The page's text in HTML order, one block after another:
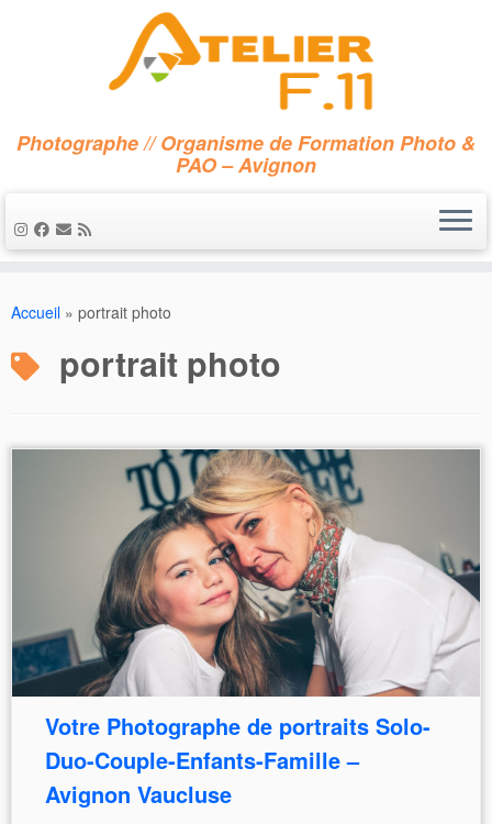
au
Photographe // Organisme de Formation Photo &
PAO – Avignon
Accueil » portrait photo
portrait photo
Votre Photographe de portraits Solo-
Duo-Couple-Enfants-Famille –
Avignon Vaucluse